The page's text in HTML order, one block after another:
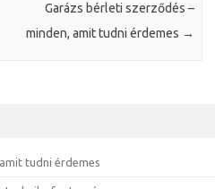
Garázs bérleti szerződés –
minden, amit tudni érdemes →
tudni érdemes